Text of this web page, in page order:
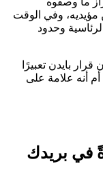
مؤيديه، وفي الوقت
وحدود
بايدن تعبيرًا
أنه علامة على
في بريدك